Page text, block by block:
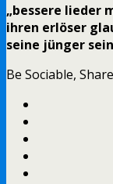
„bessere lieder
ihren erlöser
seine jünger
Be Sociable,